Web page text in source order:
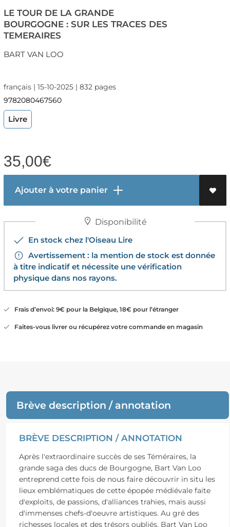
LE TOUR DE LA GRANDE
BOURGOGNE : SUR LES TRACES DES
TEMERAIRES
BART VAN LOO
français | 15-10-2025 | 832 pages
9782080467560
Livre
35,00€
Ajouter à votre panier
Disponibilité
En stock chez l'Oiseau Lire
Avertissement : la mention de stock est donnée
à titre indicatif et nécessite une vérification
physique dans nos rayons.
Frais d’envoi: 9€ pour la Belgique, 18€ pour l’étranger
Faites-vous livrer ou récupérez votre commande en magasin
Brève description / annotation
BRÈVE DESCRIPTION / ANNOTATION
Après l'extraordinaire succès de ses Téméraires, la
grande saga des ducs de Bourgogne, Bart Van Loo
entreprend cette fois de nous faire découvrir in situ les
lieux emblématiques de cette épopée médiévale faite
d'exploits, de passions, d'alliances trahies, mais aussi
d'immenses chefs-d'oeuvre artistiques. Au gré des
richesses locales et des trésors oubliés, Bart Van Loo